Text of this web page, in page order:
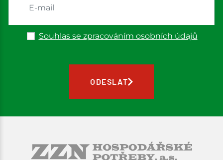
Souhlas se zpracováním osobních údajů
ODESLAT